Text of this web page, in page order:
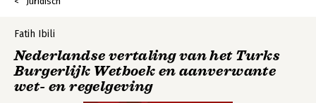
Fatih Ibili
Nederlandse vertaling van het Turks
Burgerlijk Wetboek en aanverwante
wet- en regelgeving